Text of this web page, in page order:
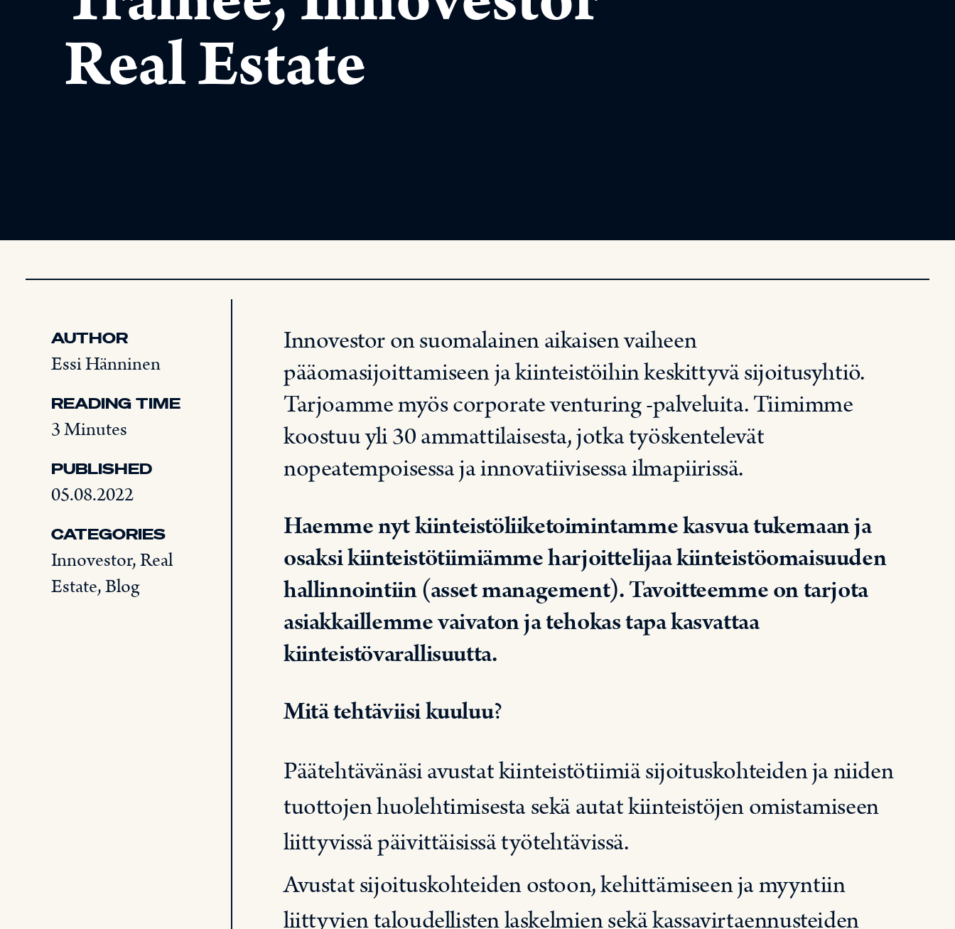
Real Estate
AUTHOR
Essi Hänninen
READING TIME
3 Minutes
PUBLISHED
05.08.2022
CATEGORIES
Innovestor,Real
Estate,Blog
Innovestor on suomalainen aikaisen vaiheen
pääomasijoittamiseen ja kiinteistöihin keskittyvä sijoitusyhtiö.
Tarjoamme myös corporate venturing -palveluita. Tiimimme
koostuu yli 30 ammattilaisesta, jotka työskentelevät
nopeatempoisessa ja innovatiivisessa ilmapiirissä.
Haemme nyt kiinteistöliiketoimintamme kasvua tukemaan ja
osaksi kiinteistötiimiämme harjoittelijaa kiinteistöomaisuuden
hallinnointiin (asset management). Tavoitteemme on tarjota
asiakkaillemme vaivaton ja tehokas tapa kasvattaa
kiinteistövarallisuutta.
Mitä tehtäviisi kuuluu?
Päätehtävänäsi avustat kiinteistötiimiä sijoituskohteiden ja niiden
tuottojen huolehtimisesta sekä autat kiinteistöjen omistamiseen
liittyvissä päivittäisissä työtehtävissä.
Avustat sijoituskohteiden ostoon, kehittämiseen ja myyntiin
liittyvien taloudellisten laskelmien sekä kassavirtaennusteiden